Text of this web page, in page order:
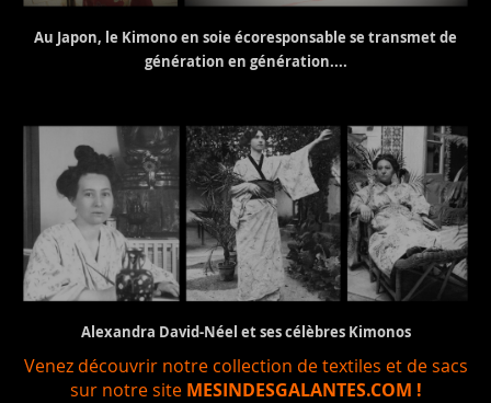
Au Japon, le Kimono en soie écoresponsable se transmet de
génération en génération....
Alexandra David-Néel et ses célèbres Kimonos
Venez découvrir notre collection de textiles et de sacs
sur notre site MESINDESGALANTES.COM !